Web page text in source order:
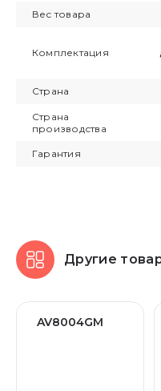
Вес товара
Комплектация
Страна
Страна
производства
Гарантия
Другие
AV8004GM